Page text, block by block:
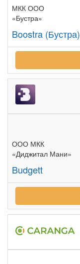
МКК ООО
«Бустра»
Boostra (Бустра)
ООО МКК
«Диджитал Мани»
Budgett